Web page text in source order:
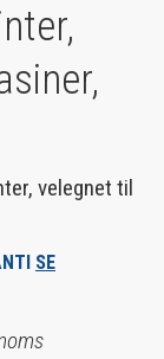
velegnet til
SE